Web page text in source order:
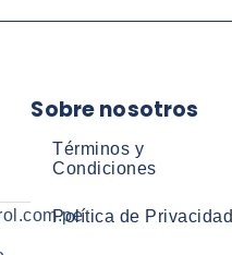
Sobre nosotros
Términos y
Condiciones
Política de Privacidad